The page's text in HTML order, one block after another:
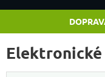
Elektronické